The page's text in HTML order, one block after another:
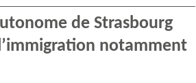
de Strasbourg
notamment